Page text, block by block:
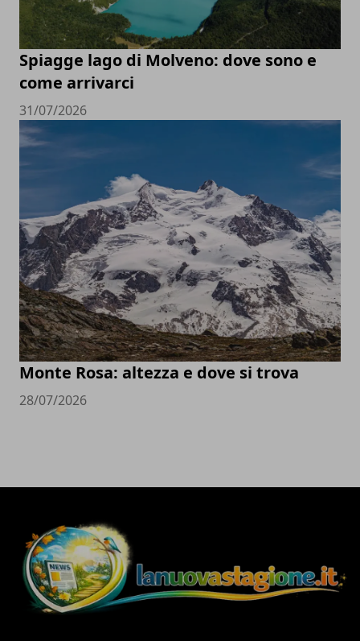
Spiagge lago di Molveno: dove sono e
come arrivarci
31/07/2026
Monte Rosa: altezza e dove si trova
28/07/2026